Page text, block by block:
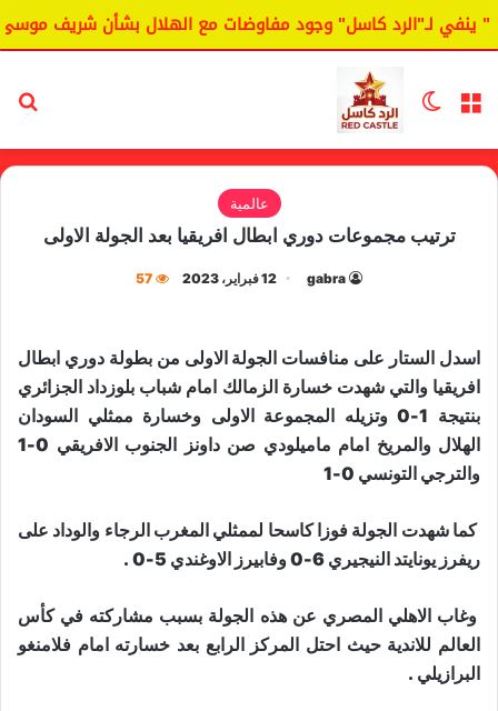
ينفي لـ"الرد كاسل" وجود مفاوضات مع الهلال بشأن شريف موسى.
القائمة الوضع المظلم
عالمية
ترتيب مجموعات دوري ابطال افريقيا بعد الجولة الاولى
gabra 12 فبراير، 2023 57
اسدل الستار على منافسات الجولة الاولى من بطولة ​دوري ابطال
افريقيا​ والتي شهدت خسارة ​الزمالك​ امام شباب بلوزداد الجزائري
بنتيجة 1-0 وتزيله المجموعة الاولى وخسارة ممثلي السودان
الهلال والمريخ امام ماميلودي صن داونز الجنوب الافريقي 0-1
والترجي التونسي 0-1
كما شهدت الجولة فوزا كاسحا لممثلي المغرب الرجاء والوداد على
ريفرز يونايتد النيجيري 6-0 وفابيرز الاوغندي 5-0 .
وغاب الاهلي المصري عن هذه الجولة بسبب مشاركته في كأس
العالم للاندية حيث احتل المركز الرابع بعد خسارته امام فلامنغو
البرازيلي .